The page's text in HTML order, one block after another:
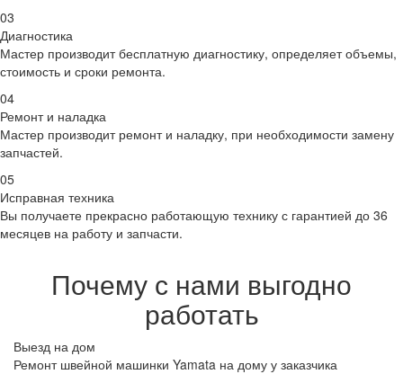
03
Диагностика
Мастер производит бесплатную диагностику, определяет объемы,
стоимость и сроки ремонта.
04
Ремонт и наладка
Мастер производит ремонт и наладку, при необходимости замену
запчастей.
05
Исправная техника
Вы получаете прекрасно работающую технику с гарантией до 36
месяцев на работу и запчасти.
Почему с нами выгодно
работать
Выезд на дом
Ремонт швейной машинки Yamata на дому у заказчика